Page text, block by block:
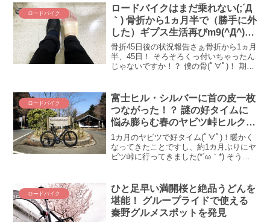
が到来しました。そんな中、強豪中の強
豪・Team Skyが揺...
ロードバイク
ロードバイクはまだ乗れない(;´Д
｀) 骨折から1ヵ月半で（勝手に外
した）ギプス生活再びm9(^Д^)ﾌﾟ
ｷﾞｬｰ
骨折45日後の状況報告さぁ骨折から1ヵ月
半、45日！ そろそろくっ付いちゃったん
じゃないですか！？ 僕の骨(ﾟ∀ﾟ)！ 期待
ながっていませんでした(´・ω・`) 折れ...
ロードバイク
富士ヒル・シルバーに首の皮一枚
つながった！？ 謎の好タイムに
悩み膨らむ春のヤビツ峠ヒルクラ
イム
1カ月のヤビツで好タイム(ﾟ∀ﾟ)！暖かく
なってきたことですし、約1カ月ぶりにヤ
ビツ峠に行ってきました(*´ω｀*) そうし
_＠;) こここ、今年の富士ヒルも何とか...
ロードバイク
ひと足早い満開桜と絶品うどんを
堪能！ グループライドで使える
秦野グルメスポットを発見